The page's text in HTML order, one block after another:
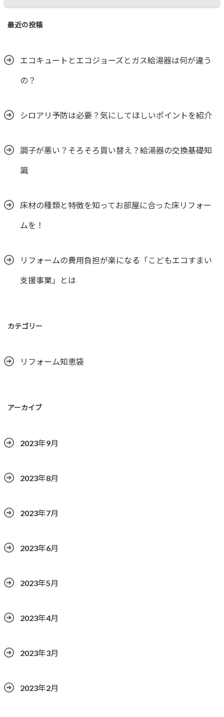
最近の投稿
エコキュートとエコジョーズとガス給湯器は何が違う
の？
シロアリ予防は必要？気にしてほしいポイントを紹介
調子が悪い？そろそろ買い替え？給湯器の交換基礎知
識
床材の種類と特徴を知ってお部屋に合った床リフォー
ムを！
リフォームの費用負担が楽になる「こどもエコすまい
支援事業」とは
カテゴリー
リフォーム知恵袋
アーカイブ
2023年9月
2023年8月
2023年7月
2023年6月
2023年5月
2023年4月
2023年3月
2023年2月